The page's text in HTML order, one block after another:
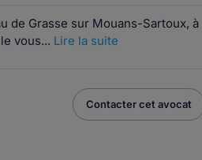
de Grasse sur Mouans-Sartoux, à
vous... Lire la suite
Contacter cet avocat